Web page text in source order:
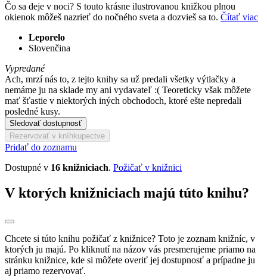
Čo sa deje v noci? S touto krásne ilustrovanou knižkou plnou
okienok môžeš nazrieť do nočného sveta a dozvieš sa to. Čítať viac
Leporelo
Slovenčina
Vypredané
Ach, mrzí nás to, z tejto knihy sa už predali všetky výtlačky a
nemáme ju na sklade my ani vydavateľ :( Teoreticky však môžete
mať šťastie v niektorých iných obchodoch, ktoré ešte nepredali
posledné kusy.
Sledovať dostupnosť
Rezervovať v kníhkupectve
Pridať do zoznamu
Dostupné v 16 knižniciach. Požičať v knižnici
V ktorých knižniciach majú túto knihu?
Chcete si túto knihu požičať z knižnice? Toto je zoznam knižníc, v
ktorých ju majú. Po kliknutí na názov vás presmerujeme priamo na
stránku knižnice, kde si môžete overiť jej dostupnosť a prípadne ju
aj priamo rezervovať.